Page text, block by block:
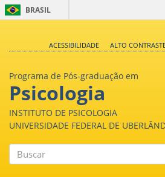
BRASIL
ACESSIBILIDADE
ALTO
Programa de Pós-graduação em
Psicologia
INSTITUTO DE PSICOLOGIA
UNIVERSIDADE FEDERAL DE